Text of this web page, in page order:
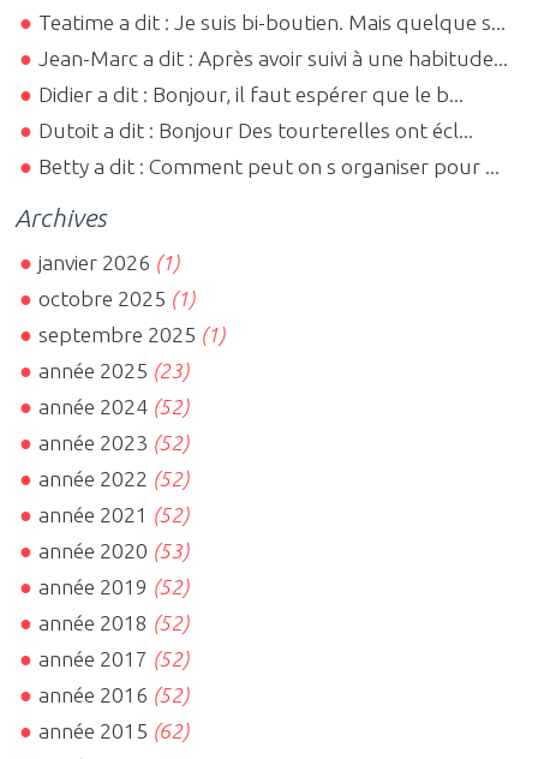
Teatime a dit : Je suis bi-boutien. Mais quelque s...
Jean-Marc a dit : Après avoir suivi à une habitude...
Didier a dit : Bonjour, il faut espérer que le b...
Dutoit a dit : Bonjour Des tourterelles ont écl...
Betty a dit : Comment peut on s organiser pour ...
Archives
janvier 2026 (1)
octobre 2025 (1)
septembre 2025 (1)
année 2025 (23)
année 2024 (52)
année 2023 (52)
année 2022 (52)
année 2021 (52)
année 2020 (53)
année 2019 (52)
année 2018 (52)
année 2017 (52)
année 2016 (52)
année 2015 (62)